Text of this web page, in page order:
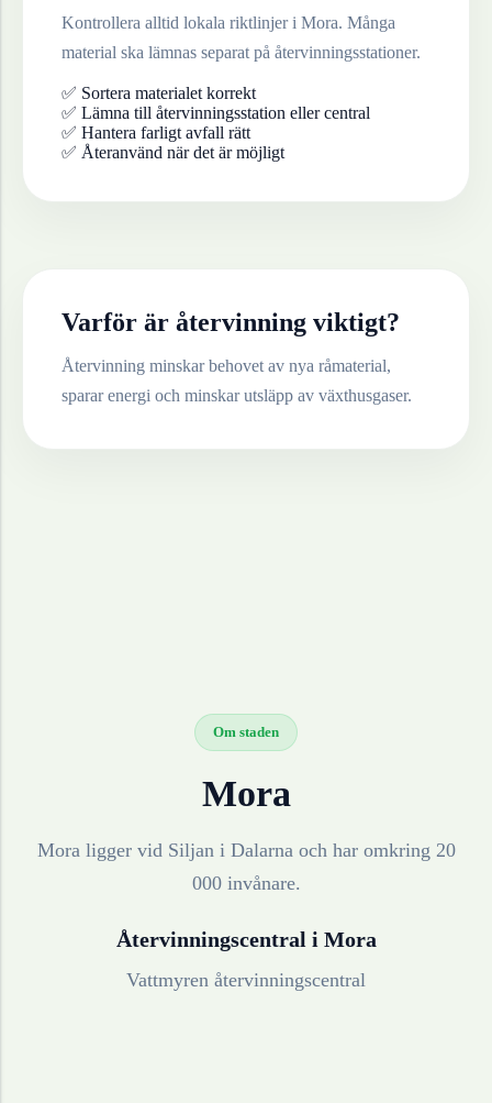
Kontrollera alltid lokala riktlinjer i Mora. Många
material ska lämnas separat på återvinningsstationer.
✅ Sortera materialet korrekt
✅ Lämna till återvinningsstation eller central
✅ Hantera farligt avfall rätt
✅ Återanvänd när det är möjligt
Varför är återvinning viktigt?
Återvinning minskar behovet av nya råmaterial,
sparar energi och minskar utsläpp av växthusgaser.
Om staden
Mora
Mora ligger vid Siljan i Dalarna och har omkring 20
000 invånare.
Återvinningscentral i Mora
Vattmyren återvinningscentral